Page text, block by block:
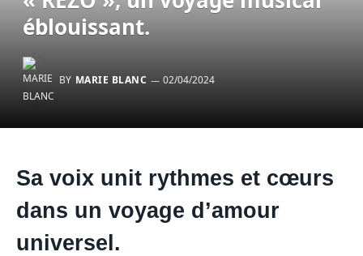
éblouissant.
BY MARIE BLANC 02/04/2024
Sa voix unit rythmes et cœurs
dans un voyage d’amour
universel.